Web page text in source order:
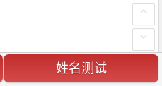
姓名测试